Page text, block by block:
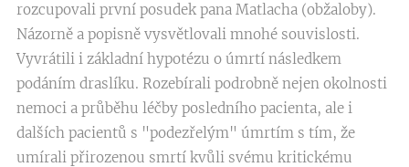
rozcupovali první posudek pana Matlacha (obžaloby).
Názorně a popisně vysvětlovali mnohé souvislosti.
Vyvrátili i základní hypotézu o úmrtí následkem
podáním draslíku. Rozebírali podrobně nejen okolnosti
nemoci a průběhu léčby posledního pacienta, ale i
dalších pacientů s "podezřelým" úmrtím s tím, že
umírali přirozenou smrtí kvůli svému kritickému